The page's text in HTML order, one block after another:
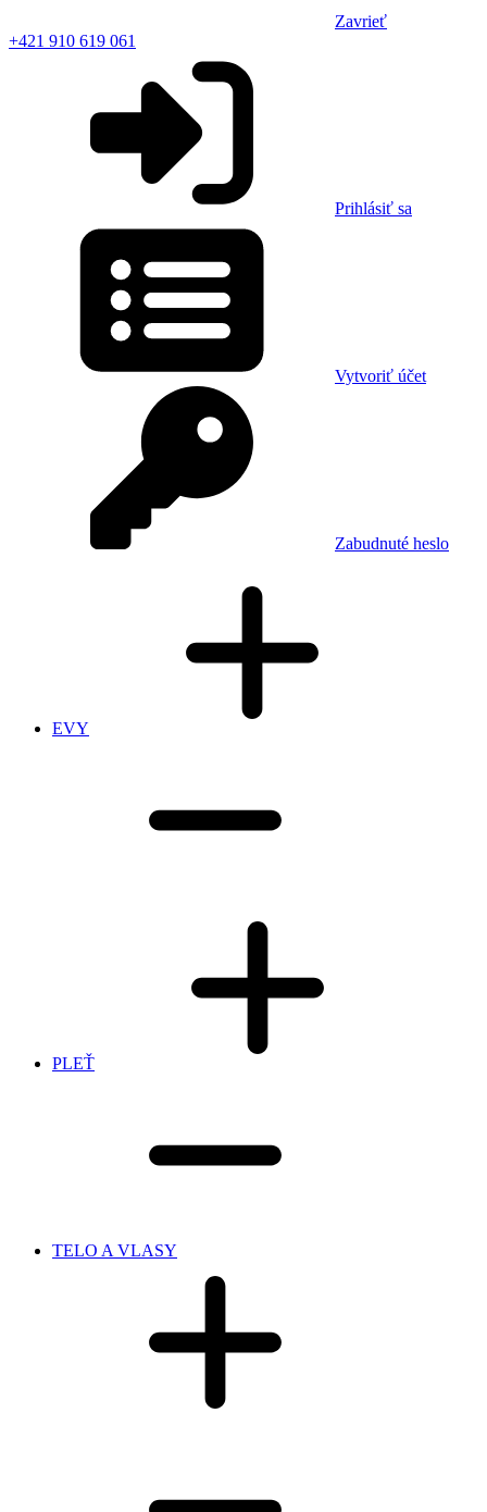
Zavrieť
+421 910 619 061
Prihlásiť sa
Vytvoriť účet
Zabudnuté heslo
EVY
PLEŤ
TELO A VLASY